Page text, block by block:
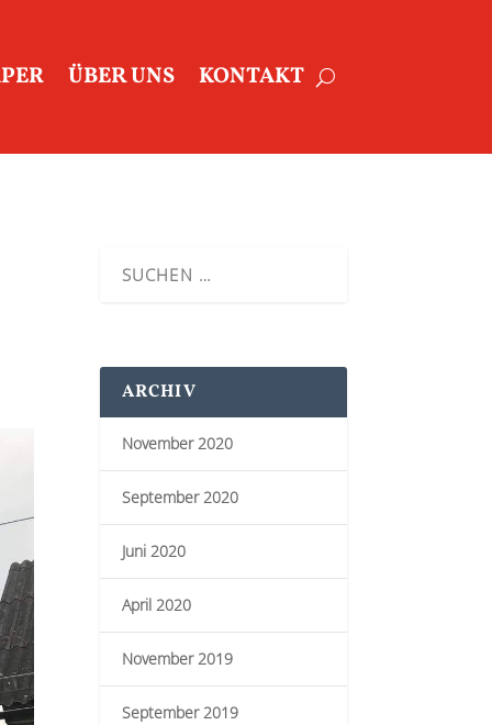
ÜBER UNS KONTAKT
ARCHIV
November 2020
September 2020
Juni 2020
April 2020
November 2019
September 2019